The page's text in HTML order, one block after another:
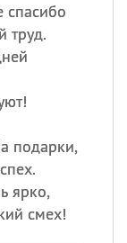
спасибо
труд.
подарки,
ярко,
смех!